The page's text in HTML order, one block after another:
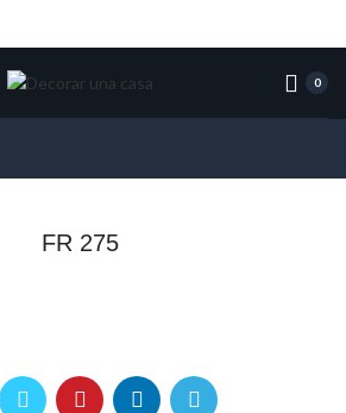
0
FR 275